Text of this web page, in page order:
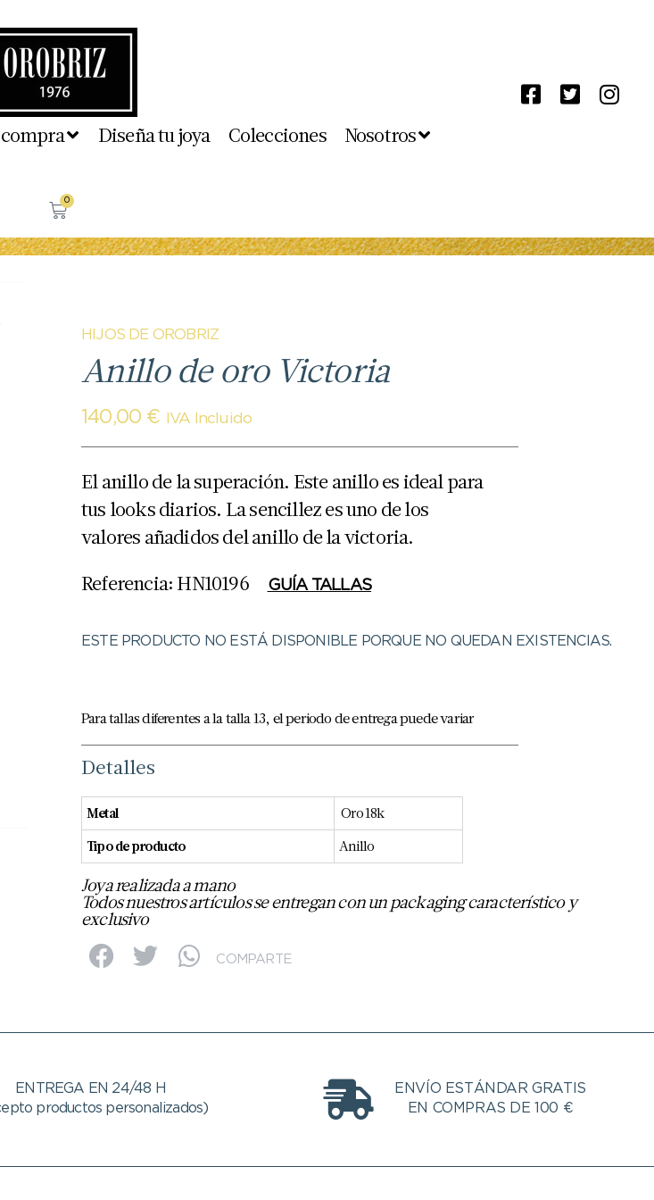
Diseña tu joya Colecciones Nosotros
0
HIJOS DE OROBRIZ
Anillo de oro Victoria
140,00 € IVA Incluido
El anillo de la superación. Este anillo es ideal para
tus looks diarios. La sencillez es uno de los
valores añadidos del anillo de la victoria.
Referencia: HN10196
GUÍA TALLAS
ESTE PRODUCTO NO ESTÁ DISPONIBLE PORQUE NO QUEDAN EXISTENCIAS.
Para tallas diferentes a la talla 13, el periodo de entrega puede variar
Detalles
Metal
Oro 18k
Tipo de producto
Anillo
Joya realizada a mano
Todos nuestros artículos se entregan con un packaging característico y
exclusivo
COMPARTE
ENTREGA EN 24/48 H
productos personalizados)
ENVÍO ESTÁNDAR GRATIS
EN COMPRAS DE 100 €